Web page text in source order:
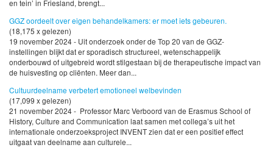
en tein’ in Friesland, brengt...
GGZ oordeelt over eigen behandelkamers: er moet iets gebeuren.
(18,175 x gelezen)
19 november 2024 - Uit onderzoek onder de Top 20 van de GGZ-
instellingen blijkt dat er sporadisch structureel, wetenschappelijk
onderbouwd of uitgebreid wordt stilgestaan bij de therapeutische impact van
de huisvesting op cliënten. Meer dan...
Cultuurdeelname verbetert emotioneel welbevinden
(17,099 x gelezen)
21 november 2024 - Professor Marc Verboord van de Erasmus School of
History, Culture and Communication laat samen met collega’s uit het
internationale onderzoeksproject INVENT zien dat er een positief effect
uitgaat van deelname aan culturele...